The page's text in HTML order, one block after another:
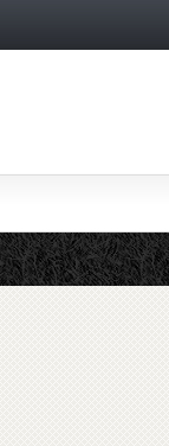
界中から選りすぐりの